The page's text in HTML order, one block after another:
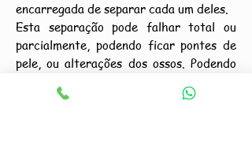
encarregada de separar cada um deles.
Esta separação pode falhar total ou
parcialmente, podendo ficar pontes de
pele, ou alterações dos ossos. Podendo
complicada.